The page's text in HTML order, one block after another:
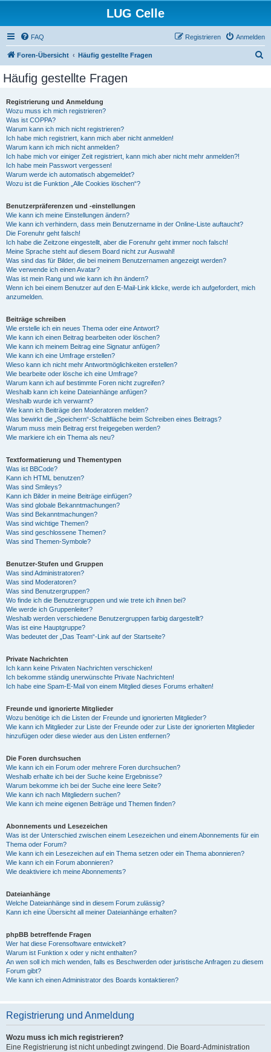
LUG Celle
FAQ Anmelden
Registrieren
Foren-Übersicht Häufig gestellte Fragen
Häufig gestellte Fragen
Registrierung und Anmeldung
Wozu muss ich mich registrieren?
Was ist COPPA?
Warum kann ich mich nicht registrieren?
Ich habe mich registriert, kann mich aber nicht anmelden!
Warum kann ich mich nicht anmelden?
Ich habe mich vor einiger Zeit registriert, kann mich aber nicht mehr anmelden?!
Ich habe mein Passwort vergessen!
Warum werde ich automatisch abgemeldet?
Wozu ist die Funktion „Alle Cookies löschen“?
Benutzerpräferenzen und -einstellungen
Wie kann ich meine Einstellungen ändern?
Wie kann ich verhindern, dass mein Benutzername in der Online-Liste auftaucht?
Die Forenuhr geht falsch!
Ich habe die Zeitzone eingestellt, aber die Forenuhr geht immer noch falsch!
Meine Sprache steht auf diesem Board nicht zur Auswahl!
Was sind das für Bilder, die bei meinem Benutzernamen angezeigt werden?
Wie verwende ich einen Avatar?
Was ist mein Rang und wie kann ich ihn ändern?
Wenn ich bei einem Benutzer auf den E-Mail-Link klicke, werde ich aufgefordert, mich
anzumelden.
Beiträge schreiben
Wie erstelle ich ein neues Thema oder eine Antwort?
Wie kann ich einen Beitrag bearbeiten oder löschen?
Wie kann ich meinem Beitrag eine Signatur anfügen?
Wie kann ich eine Umfrage erstellen?
Wieso kann ich nicht mehr Antwortmöglichkeiten erstellen?
Wie bearbeite oder lösche ich eine Umfrage?
Warum kann ich auf bestimmte Foren nicht zugreifen?
Weshalb kann ich keine Dateianhänge anfügen?
Weshalb wurde ich verwarnt?
Wie kann ich Beiträge den Moderatoren melden?
Was bewirkt die „Speichern“-Schaltfläche beim Schreiben eines Beitrags?
Warum muss mein Beitrag erst freigegeben werden?
Wie markiere ich ein Thema als neu?
Textformatierung und Thementypen
Was ist BBCode?
Kann ich HTML benutzen?
Was sind Smileys?
Kann ich Bilder in meine Beiträge einfügen?
Was sind globale Bekanntmachungen?
Was sind Bekanntmachungen?
Was sind wichtige Themen?
Was sind geschlossene Themen?
Was sind Themen-Symbole?
Benutzer-Stufen und Gruppen
Was sind Administratoren?
Was sind Moderatoren?
Was sind Benutzergruppen?
Wo finde ich die Benutzergruppen und wie trete ich ihnen bei?
Wie werde ich Gruppenleiter?
Weshalb werden verschiedene Benutzergruppen farbig dargestellt?
Was ist eine Hauptgruppe?
Was bedeutet der „Das Team“-Link auf der Startseite?
Private Nachrichten
Ich kann keine Privaten Nachrichten verschicken!
Ich bekomme ständig unerwünschte Private Nachrichten!
Ich habe eine Spam-E-Mail von einem Mitglied dieses Forums erhalten!
Freunde und ignorierte Mitglieder
Wozu benötige ich die Listen der Freunde und ignorierten Mitglieder?
Wie kann ich Mitglieder zur Liste der Freunde oder zur Liste der ignorierten Mitglieder
hinzufügen oder diese wieder aus den Listen entfernen?
Die Foren durchsuchen
Wie kann ich ein Forum oder mehrere Foren durchsuchen?
Weshalb erhalte ich bei der Suche keine Ergebnisse?
Warum bekomme ich bei der Suche eine leere Seite?
Wie kann ich nach Mitgliedern suchen?
Wie kann ich meine eigenen Beiträge und Themen finden?
Abonnements und Lesezeichen
Was ist der Unterschied zwischen einem Lesezeichen und einem Abonnements für ein
Thema oder Forum?
Wie kann ich ein Lesezeichen auf ein Thema setzen oder ein Thema abonnieren?
Wie kann ich ein Forum abonnieren?
Wie deaktiviere ich meine Abonnements?
Dateianhänge
Welche Dateianhänge sind in diesem Forum zulässig?
Kann ich eine Übersicht all meiner Dateianhänge erhalten?
phpBB betreffende Fragen
Wer hat diese Forensoftware entwickelt?
Warum ist Funktion x oder y nicht enthalten?
An wen soll ich mich wenden, falls es Beschwerden oder juristische Anfragen zu diesem
Forum gibt?
Wie kann ich einen Administrator des Boards kontaktieren?
Registrierung und Anmeldung
Wozu muss ich mich registrieren?
Eine Registrierung ist nicht unbedingt zwingend. Die Board-Administration